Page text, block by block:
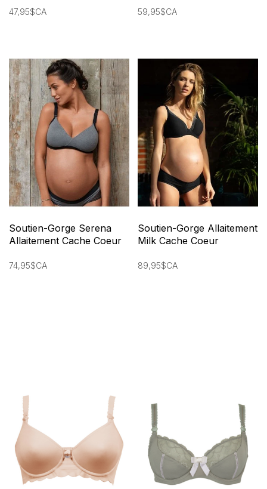
47,95$CA 59,95$CA
Soutien-Gorge Serena
Allaitement Cache Coeur
74,95$CA
Soutien-Gorge Allaitement
Milk Cache Coeur
89,95$CA